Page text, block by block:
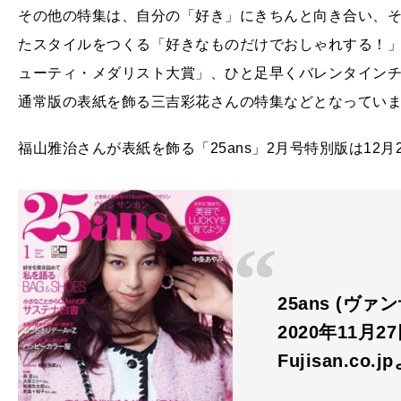
その他の特集は、自分の「好き」にきちんと向き合い、
たスタイルをつくる「好きなものだけでおしゃれする！
ューティ・メダリスト大賞」、ひと足早くバレンタイン
通常版の表紙を飾る三吉彩花さんの特集などとなってい
福山雅治さんが表紙を飾る「25ans」2月号特別版は12月
25ans (ヴァ
2020年11月27
Fujisan.co.jp